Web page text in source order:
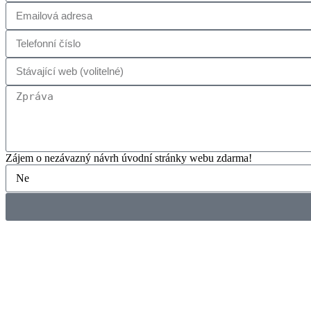
Zájem o nezávazný návrh úvodní stránky webu zdarma!